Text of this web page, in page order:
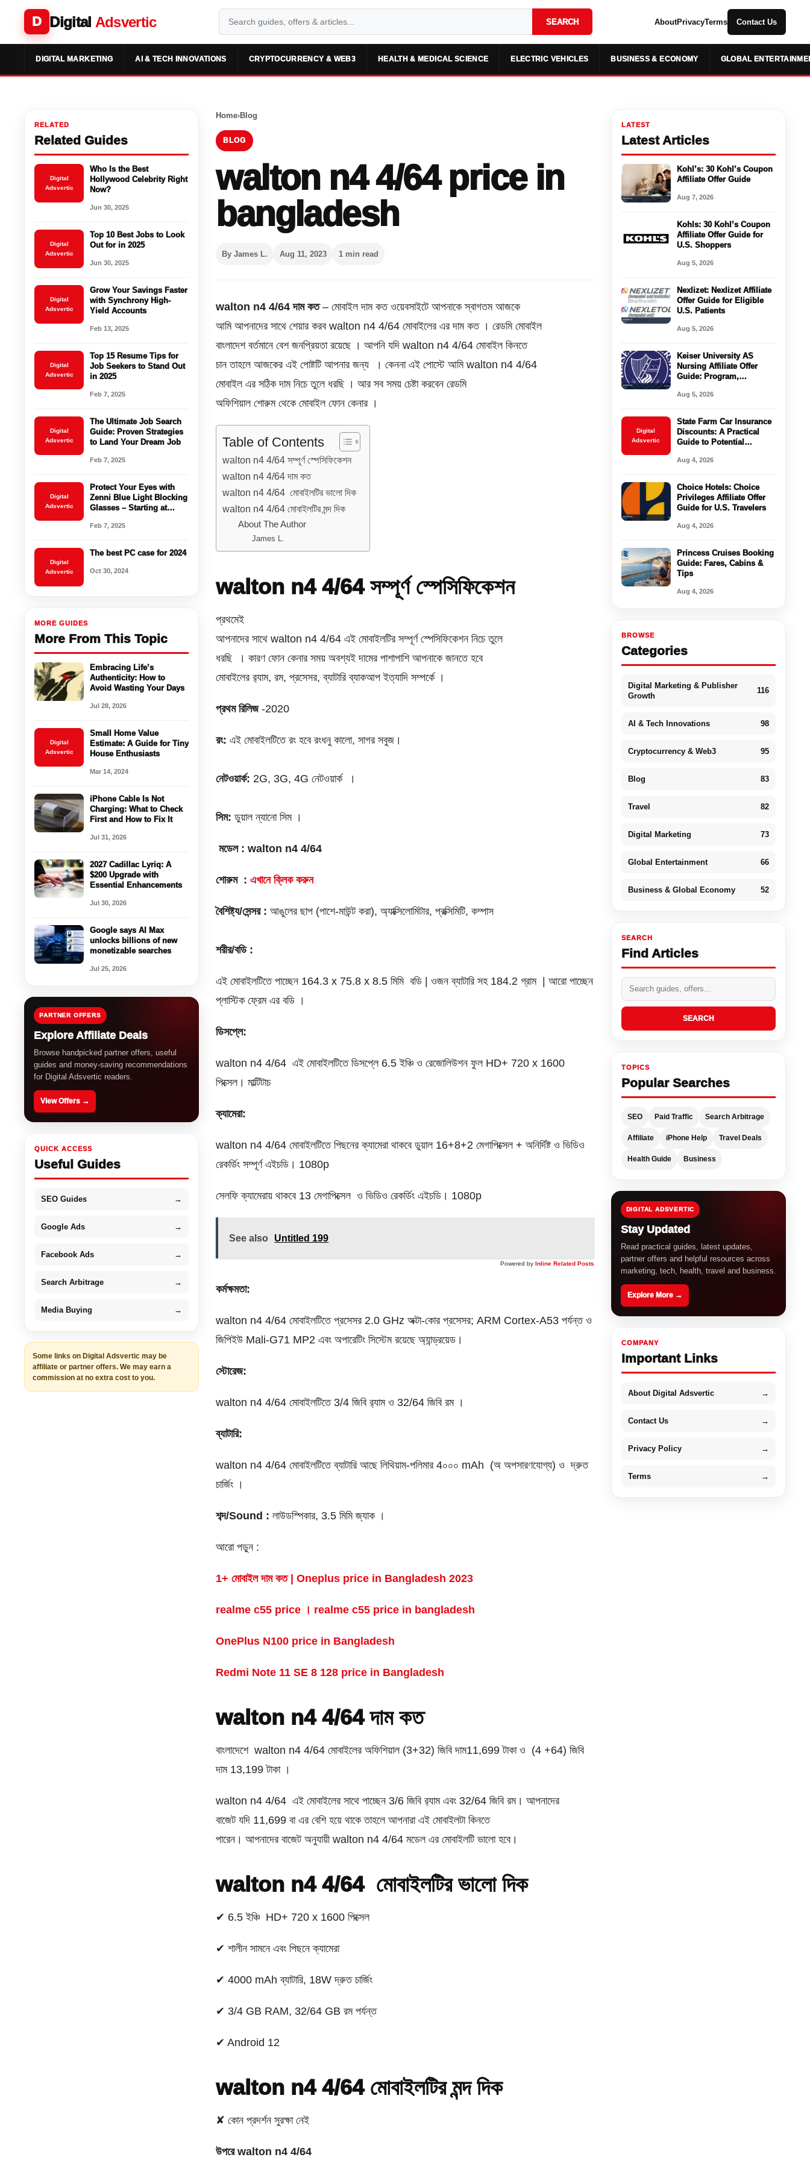
D Digital Adsvertic SEARCH AboutPrivacyTerms Contact Us
DIGITAL MARKETING AI & TECH INNOVATIONS CRYPTOCURRENCY & WEB3 HEALTH & MEDICAL SCIENCE ELECTRIC VEHICLES BUSINESS & ECONOMY GLOBAL
RELATED
Related Guides
Digital
Adsvertic
Who Is the Best
Hollywood Celebrity Right
Now?
Jun 30, 2025
Digital
Adsvertic
Top 10 Best Jobs to Look
Out for in 2025
Jun 30, 2025
Digital
Adsvertic
Grow Your Savings Faster
with Synchrony High-
Yield Accounts
Feb 13, 2025
Digital
Adsvertic
Top 15 Resume Tips for
Job Seekers to Stand Out
in 2025
Feb 7, 2025
Digital
Adsvertic
The Ultimate Job Search
Guide: Proven Strategies
to Land Your Dream Job
Feb 7, 2025
Digital
Adsvertic
Protect Your Eyes with
Zenni Blue Light Blocking
Glasses – Starting at
Feb 7, 2025
Digital
Adsvertic
The best PC case for 2024
Oct 30, 2024
MORE GUIDES
More From This Topic
Embracing Life’s
Authenticity: How to
Avoid Wasting Your Days
Jul 28, 2026
Digital
Adsvertic
Small Home Value
Estimate: A Guide for Tiny
House Enthusiasts
Mar 14, 2024
iPhone Cable Is Not
Charging: What to Check
First and How to Fix It
Jul 31, 2026
2027 Cadillac Lyriq: A
$200 Upgrade with
Essential Enhancements
Jul 30, 2026
Google says AI Max
unlocks billions of new
monetizable searches
Jul 25, 2026
PARTNER OFFERS
Explore Affiliate Deals
Browse handpicked partner offers, useful
guides and money-saving recommendations
for Digital Adsvertic readers.
View Offers →
QUICK ACCESS
Useful Guides
SEO Guides →
Google Ads →
Facebook Ads →
Search Arbitrage →
Media Buying →
Some links on Digital Adsvertic may be
affiliate or partner offers. We may earn a
commission at no extra cost to you.
Home›Blog
BLOG
walton n4 4/64 price in
bangladesh
By James L. Aug 11, 2023 1 min read
walton n4 4/64 দাম কত– মোবাইল দাম কত ওয়েবসাইটে আপনাকে স্বাগতম আজকে
আমি আপনাদের সাথে শেয়ার করব walton n4 4/64 মোবাইলের এর দাম কত । রেডমি মোবাইল
বাংলাদেশ বর্তমানে বেশ জনপ্রিয়তা রয়েছে । আপনি যদি walton n4 4/64 মোবাইল কিনতে
চান তাহলে আজকের এই পোষ্টটি আপনার জন্য । কেননা এই পোস্টে আমি walton n4 4/64
মোবাইল এর সঠিক দাম নিচে তুলে ধরছি । আর সব সময় চেষ্টা করবেন রেডমি
অফিশিয়াল শোরুম থেকে মোবাইল ফোন কেনার ।
Table of Contents
walton n4 4/64 সম্পূর্ণ স্পেসিফিকেশন
walton n4 4/64 দাম কত
walton n4 4/64 মোবাইলটির ভালো দিক
walton n4 4/64 মোবাইলটির মন্দ দিক
About The Author
James L.
walton n4 4/64 সম্পূর্ণ স্পেসিফিকেশন
প্রথমেই
আপনাদের সাথে walton n4 4/64 এই মোবাইলটির সম্পূর্ণ স্পেসিফিকেশন নিচে তুলে
ধরছি । কারণ ফোন কেনার সময় অবশ্যই দামের পাশাপাশি আপনাকে জানতে হবে
মোবাইলের র‌্যাম, রম, প্রসেসর, ব্যাটারি ব্যাকআপ ইত্যাদি সম্পর্কে ।
প্রথম রিলিজ-2020
রং: এই মোবাইলটিতে রং হবে রংধনু কালো, সাগর সবুজ।
নেটওয়ার্ক: 2G, 3G, 4G নেটওয়ার্ক ।
সিম: ডুয়াল ন্যানো সিম ।
মডেল : walton n4 4/64
শোরুম : এখানে ক্লিক করুন
বৈশিষ্ট্য/সেন্সর :আঙুলের ছাপ (পাশে-মাউন্ট করা), অ্যাক্সিলোমিটার, প্রক্সিমিটি, কম্পাস
শরীর/বডি :
এই মোবাইলটিতে পাচ্ছেন 164.3 x 75.8 x 8.5 মিমি বডি | ওজন ব্যাটারি সহ 184.2 গ্রাম | আরো পাচ্ছেন
প্লাস্টিক ফ্রেম এর বডি ।
ডিসপ্লে:
walton n4 4/64 এই মোবাইলটিতে ডিসপ্লে 6.5 ইঞ্চি ও রেজোলিউশন ফুল HD+ 720 x 1600
পিক্সেল। মাল্টিটাচ
ক্যামেরা:
walton n4 4/64 মোবাইলটিতে পিছনের ক্যামেরা থাকবে ডুয়াল 16+8+2 মেগাপিক্সেল + অনির্দিষ্ট ও ভিডিও
রেকর্ডিং সম্পূর্ণ এইচডি। 1080p
সেলফি ক্যামেরায় থাকবে 13 মেগাপিক্সেল ও ভিডিও রেকর্ডিং এইচডি। 1080p
See also Untitled 199
Powered by Inline Related Posts
কর্মক্ষমতা:
walton n4 4/64 মোবাইলটিতে প্রসেসর 2.0 GHz অক্টা-কোর প্রসেসর; ARM Cortex-A53 পর্যন্ত ও
জিপিইউ Mali-G71 MP2 এবং অপারেটিং সিস্টেম রয়েছে অ্যান্ড্রয়েড।
স্টোরেজ:
walton n4 4/64 মোবাইলটিতে 3/4 জিবি র‌্যাম ও 32/64 জিবি রম ।
ব্যাটারি:
walton n4 4/64 মোবাইলটিতে ব্যাটারি আছে লিথিয়াম-পলিমার 4০০০ mAh (অ অপসারণযোগ্য) ও দ্রুত
চার্জিং ।
শব্দ/Sound : লাউডস্পিকার, 3.5 মিমি জ্যাক ।
আরো পড়ুন :
1+ মোবাইল দাম কত | Oneplus price in Bangladesh 2023
realme c55 price । realme c55 price in bangladesh
OnePlus N100 price in Bangladesh
Redmi Note 11 SE 8 128 price in Bangladesh
walton n4 4/64 দাম কত
বাংলাদেশে walton n4 4/64 মোবাইলের অফিশিয়াল (3+32) জিবি দাম11,699 টাকা ও (4 +64) জিবি
দাম 13,199 টাকা ।
walton n4 4/64 এই মোবাইলের সাথে পাচ্ছেন 3/6 জিবি র‌্যাম এবং 32/64 জিবি রম। আপনাদের
বাজেট যদি 11,699 বা এর বেশি হয়ে থাকে তাহলে আপনারা এই মোবাইলটা কিনতে
পারেন। আপনাদের বাজেট অনুযায়ী walton n4 4/64 মডেল এর মোবাইলটি ভালো হবে।
walton n4 4/64 মোবাইলটির ভালো দিক
✔ 6.5 ইঞ্চি HD+ 720 x 1600 পিক্সেল
✔ শালীন সামনে এবং পিছনে ক্যামেরা
✔ 4000 mAh ব্যাটারি, 18W দ্রুত চার্জিং
✔ 3/4 GB RAM, 32/64 GB রম পর্যন্ত
✔ Android 12
walton n4 4/64 মোবাইলটির মন্দ দিক
✘ কোন প্রদর্শন সুরক্ষা নেই
উপরে walton n4 4/64
LATEST
Latest Articles
Kohl’s: 30 Kohl’s Coupon
Affiliate Offer Guide
Aug 7, 2026
Kohls: 30 Kohl’s Coupon
Affiliate Offer Guide for
U.S. Shoppers
Aug 5, 2026
Nexlizet: Nexlizet Affiliate
Offer Guide for Eligible
U.S. Patients
Aug 5, 2026
Keiser University AS
Nursing Affiliate Offer
Guide: Program,
Next Steps
Aug 5, 2026
Digital
Adsvertic
State Farm Car Insurance
Discounts: A Practical
Guide to Potential
Aug 4, 2026
Choice Hotels: Choice
Privileges Affiliate Offer
Guide for U.S. Travelers
Aug 4, 2026
Princess Cruises Booking
Guide: Fares, Cabins &
Tips
Aug 4, 2026
BROWSE
Categories
Digital Marketing & Publisher
Growth
116
AI & Tech Innovations 98
Cryptocurrency & Web3 95
Blog 83
Travel 82
Digital Marketing 73
Global Entertainment 66
Business & Global Economy 52
SEARCH
Find Articles
SEARCH
TOPICS
Popular Searches
SEO Paid Traffic Search Arbitrage
Affiliate iPhone Help Travel Deals
Health Guide Business
DIGITAL ADSVERTIC
Stay Updated
Read practical guides, latest updates,
partner offers and helpful resources across
marketing, tech, health, travel and business.
Explore More →
COMPANY
Important Links
About Digital Adsvertic →
Contact Us →
Privacy Policy →
Terms →